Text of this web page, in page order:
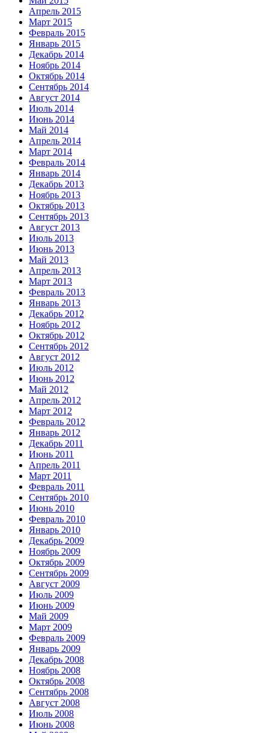
Апрель 2015
Март 2015
Февраль 2015
Январь 2015
Декабрь 2014
Ноябрь 2014
Октябрь 2014
Сентябрь 2014
Август 2014
Июль 2014
Июнь 2014
Май 2014
Апрель 2014
Март 2014
Февраль 2014
Январь 2014
Декабрь 2013
Ноябрь 2013
Октябрь 2013
Сентябрь 2013
Август 2013
Июль 2013
Июнь 2013
Май 2013
Апрель 2013
Март 2013
Февраль 2013
Январь 2013
Декабрь 2012
Ноябрь 2012
Октябрь 2012
Сентябрь 2012
Август 2012
Июль 2012
Июнь 2012
Май 2012
Апрель 2012
Март 2012
Февраль 2012
Январь 2012
Декабрь 2011
Июнь 2011
Апрель 2011
Март 2011
Февраль 2011
Сентябрь 2010
Июнь 2010
Февраль 2010
Январь 2010
Декабрь 2009
Ноябрь 2009
Октябрь 2009
Сентябрь 2009
Август 2009
Июль 2009
Июнь 2009
Май 2009
Март 2009
Февраль 2009
Январь 2009
Декабрь 2008
Ноябрь 2008
Октябрь 2008
Сентябрь 2008
Август 2008
Июль 2008
Июнь 2008